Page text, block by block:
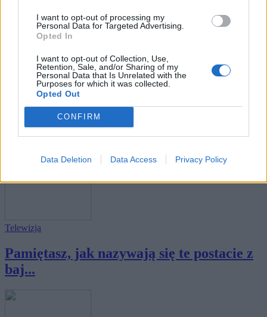
I want to opt-out of processing my
Personal Data for Targeted Advertising.
Opted In
I want to opt-out of Collection, Use,
Retention, Sale, and/or Sharing of my
Personal Data that Is Unrelated with the
Purposes for which it was collected.
Opted Out
CONFIRM
Data Deletion Data Access Privacy Policy
Jak dobrze znasz kuchnię polską?
Rozrywka
Czy byłeś Amigowcem? - Quiz dla
miłośników st...
Telewizja
Pamiętasz, jak nazywają się te postacie z
baj...